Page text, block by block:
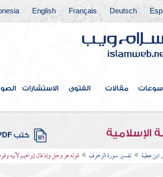
Deutsch
Français
English
مقالات الفتوى الاستشارات
الإسلامية كتب PDF
ابن عطية تفسير سورة الزخرف قوله عز وجل وإذ قال إبراهيم لأبيه
الصافات
ص
غافر
فصلت
الشورى
الزخرف